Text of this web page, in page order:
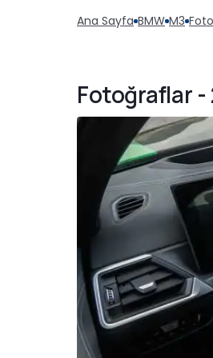
Ana Sayfa BMW M3
Fotoğraflar -